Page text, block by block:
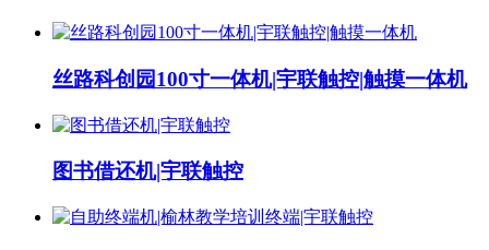
丝路科创园100寸一体机|宇联触控|触摸一体机
图书借还机|宇联触控